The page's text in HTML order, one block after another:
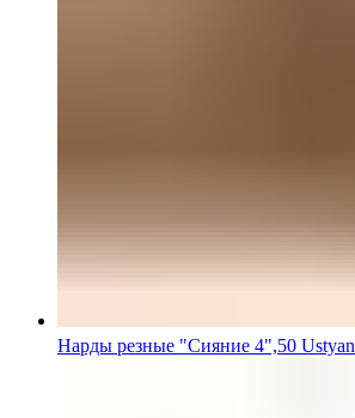
Нарды резные "Сияние 4",50 Ustyan